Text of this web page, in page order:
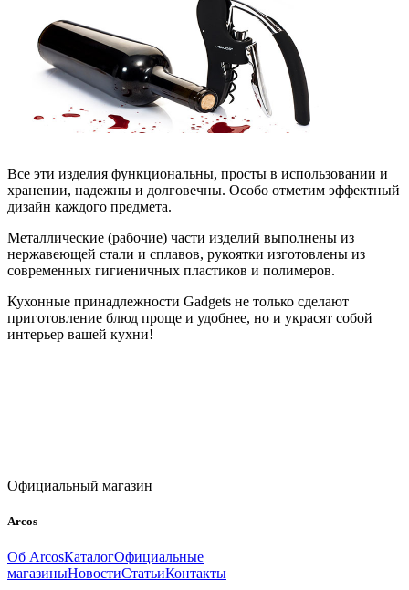
Все эти изделия функциональны, просты в использовании и
хранении, надежны и долговечны. Особо отметим эффектный
дизайн каждого предмета.
Металлические (рабочие) части изделий выполнены из
нержавеющей стали и сплавов, рукоятки изготовлены из
современных гигиеничных пластиков и полимеров.
Кухонные принадлежности Gadgets не только сделают
приготовление блюд проще и удобнее, но и украсят собой
интерьер вашей кухни!
Официальный магазин
Arcos
Об ArcosКаталогОфициальные
магазиныНовостиСтатьиКонтакты